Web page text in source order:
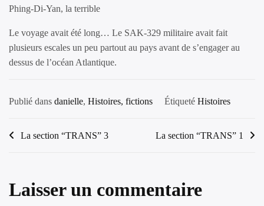
Phing-Di-Yan, la terrible
Le voyage avait été long… Le SAK-329 militaire avait fait
plusieurs escales un peu partout au pays avant de s’engager au
dessus de l’océan Atlantique.
Publié dans danielle, Histoires, fictions Étiqueté Histoires
Navigation
La section “TRANS” 3 La section “TRANS” 1
Laisser un commentaire